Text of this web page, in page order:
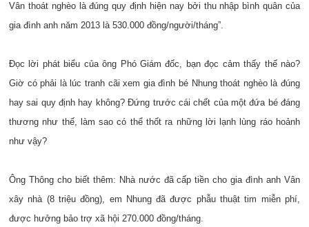
Vân thoát nghèo là đúng quy định hiện nay bởi thu nhập bình quân của
gia đình anh năm 2013 là 530.000 đồng/người/tháng”.
Đọc lời phát biểu của ông Phó Giám đốc, bạn đọc cảm thấy thế nào?
Giờ có phải là lúc tranh cãi xem gia đình bé Nhung thoát nghèo là đúng
hay sai quy định hay không? Đứng trước cái chết của một đứa bé đáng
thương như thế, làm sao có thể thốt ra những lời lạnh lùng ráo hoảnh
như vậy?
Ông Thông cho biết thêm: Nhà nước đã cấp tiền cho gia đình anh Vân
xây nhà (8 triệu đồng), em Nhung đã được phẫu thuật tim miễn phí,
được hưởng bảo trợ xã hội 270.000 đồng/tháng.